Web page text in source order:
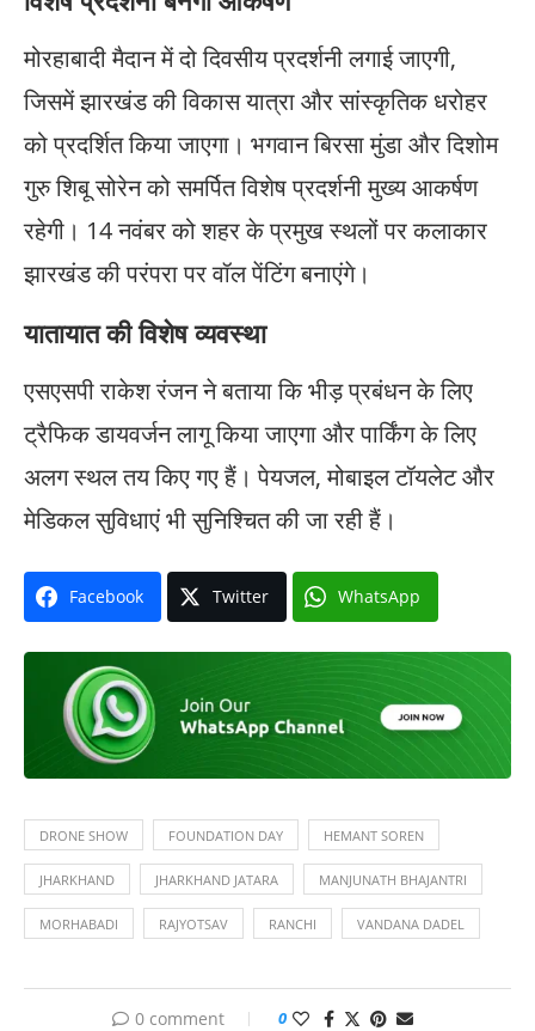
मोरहाबादी मैदान में दो दिवसीय प्रदर्शनी लगाई जाएगी,
जिसमें झारखंड की विकास यात्रा और सांस्कृतिक धरोहर
को प्रदर्शित किया जाएगा। भगवान बिरसा मुंडा और दिशोम
गुरु शिबू सोरेन को समर्पित विशेष प्रदर्शनी मुख्य आकर्षण
रहेगी। 14 नवंबर को शहर के प्रमुख स्थलों पर कलाकार
झारखंड की परंपरा पर वॉल पेंटिंग बनाएंगे।
यातायात की विशेष व्यवस्था
एसएसपी राकेश रंजन ने बताया कि भीड़ प्रबंधन के लिए
ट्रैफिक डायवर्जन लागू किया जाएगा और पार्किंग के लिए
अलग स्थल तय किए गए हैं। पेयजल, मोबाइल टॉयलेट और
मेडिकल सुविधाएं भी सुनिश्चित की जा रही हैं।
Facebook Twitter WhatsApp
DRONE SHOW FOUNDATION DAY HEMANT SOREN
JHARKHAND JHARKHAND JATARA MANJUNATH BHAJANTRI
MORHABADI RAJYOTSAV RANCHI VANDANA DADEL
0 comment 0